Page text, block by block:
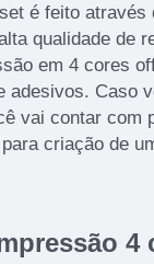
é feito através
qualidade de
em 4 cores
adesivos. Caso
vai contar com
criação de
4